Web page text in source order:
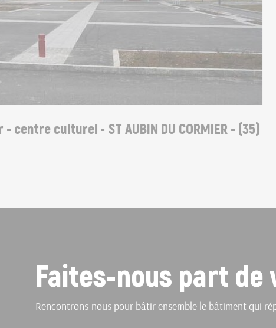
culturel - ST AUBIN DU CORMIER - (35)
Faites-nous part
Rencontrons-nous pour bâtir ensemble le bâtiment qui